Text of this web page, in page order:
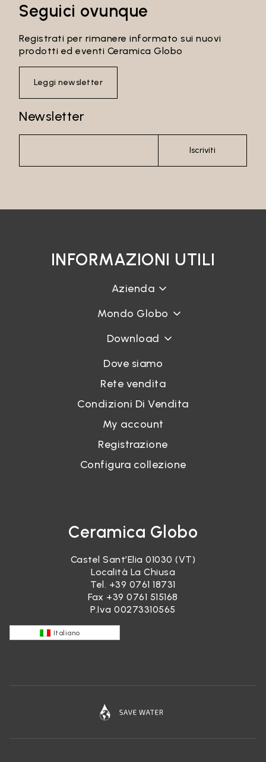
Seguici ovunque
Registrati per rimanere informato sui nuovi
prodotti ed eventi Ceramica Globo
Leggi newsletter
Newsletter
Iscriviti
INFORMAZIONI UTILI
Azienda
Mondo Globo
Download
Dove siamo
Rete vendita
Condizioni Di Vendita
My account
Registrazione
Configura collezione
Ceramica Globo
Castel Sant’Elia 01030 (VT)
Località La Chiusa
Tel. +39 0761 18731
Fax +39 0761 515168
P.Iva 00273310565
Italiano